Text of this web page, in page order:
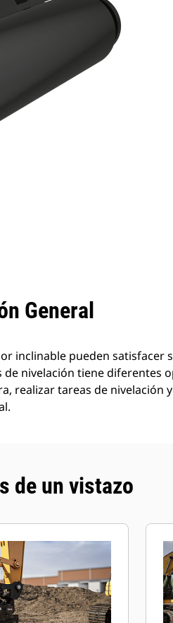
General
inclinable pueden satisfacer
de nivelación tiene diferentes
realizar tareas de nivelación
de un vistazo